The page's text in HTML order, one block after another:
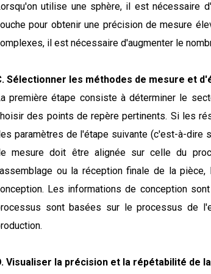
utilise une sphère, il est nécessaire
pour obtenir une précision de mesure
il est nécessaire d'augmenter le
Sélectionner les méthodes de mesure et
première étape consiste à déterminer le
des points de repère pertinents. Si les
paramètres de l'étape suivante (c'est-à-dire
mesure doit être alignée sur celle du
ou la réception finale de la
Les informations de conception
sont basées sur le processus de
Visualiser la précision et la répétabilité de